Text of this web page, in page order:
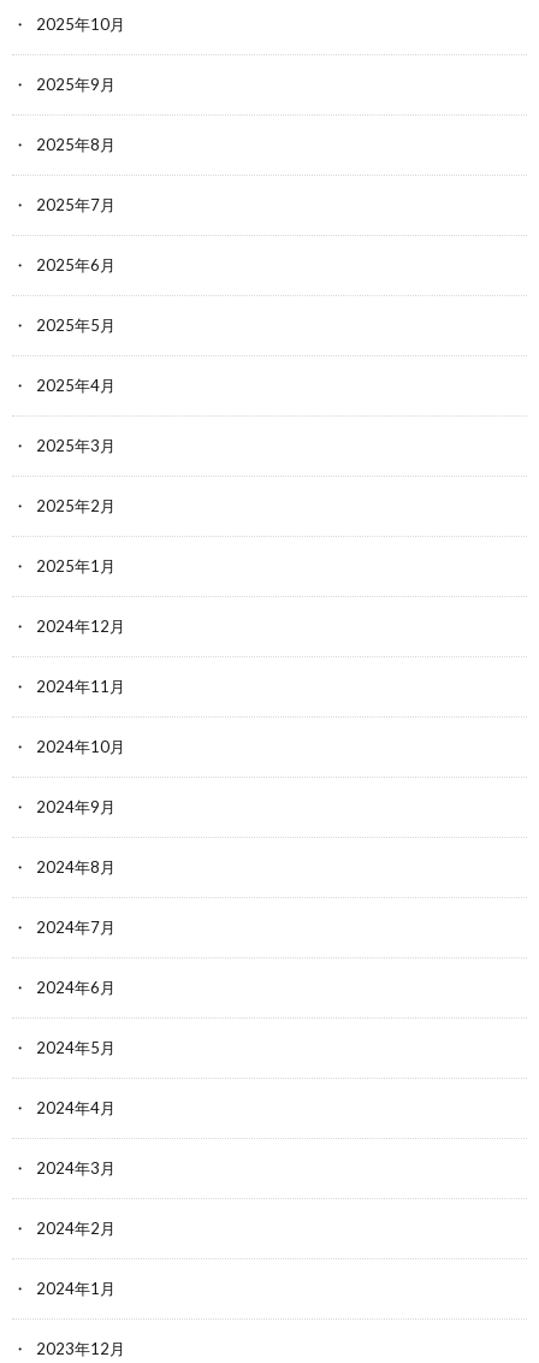
2025年10月
2025年9月
2025年8月
2025年7月
2025年6月
2025年5月
2025年4月
2025年3月
2025年2月
2025年1月
2024年12月
2024年11月
2024年10月
2024年9月
2024年8月
2024年7月
2024年6月
2024年5月
2024年4月
2024年3月
2024年2月
2024年1月
2023年12月